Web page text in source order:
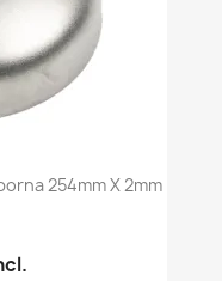
254mm X 2mm